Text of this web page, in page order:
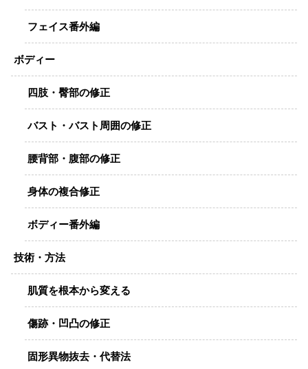
フェイス番外編
ボディー
四肢・臀部の修正
バスト・バスト周囲の修正
腰背部・腹部の修正
身体の複合修正
ボディー番外編
技術・方法
肌質を根本から変える
傷跡・凹凸の修正
固形異物抜去・代替法